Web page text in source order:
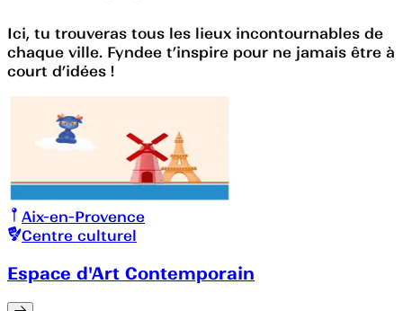
Ici, tu trouveras tous les lieux incontournables de
chaque ville. Fyndee t’inspire pour ne jamais être à
court d’idées !
Aix-en-Provence
Centre culturel
Espace d'Art Contemporain